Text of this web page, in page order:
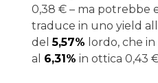
0,38 € – ma potrebbe
traduce in uno yield
del5,57% lordo, che
al 6,31% in ottica 0,43